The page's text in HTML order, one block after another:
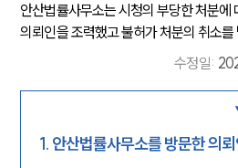
안산법률사무소는 시청의 부당한 처분에
의뢰인을 조력했고 불허가 처분의 취소
수정일:
1. 안산법률사무소를 방문한 의